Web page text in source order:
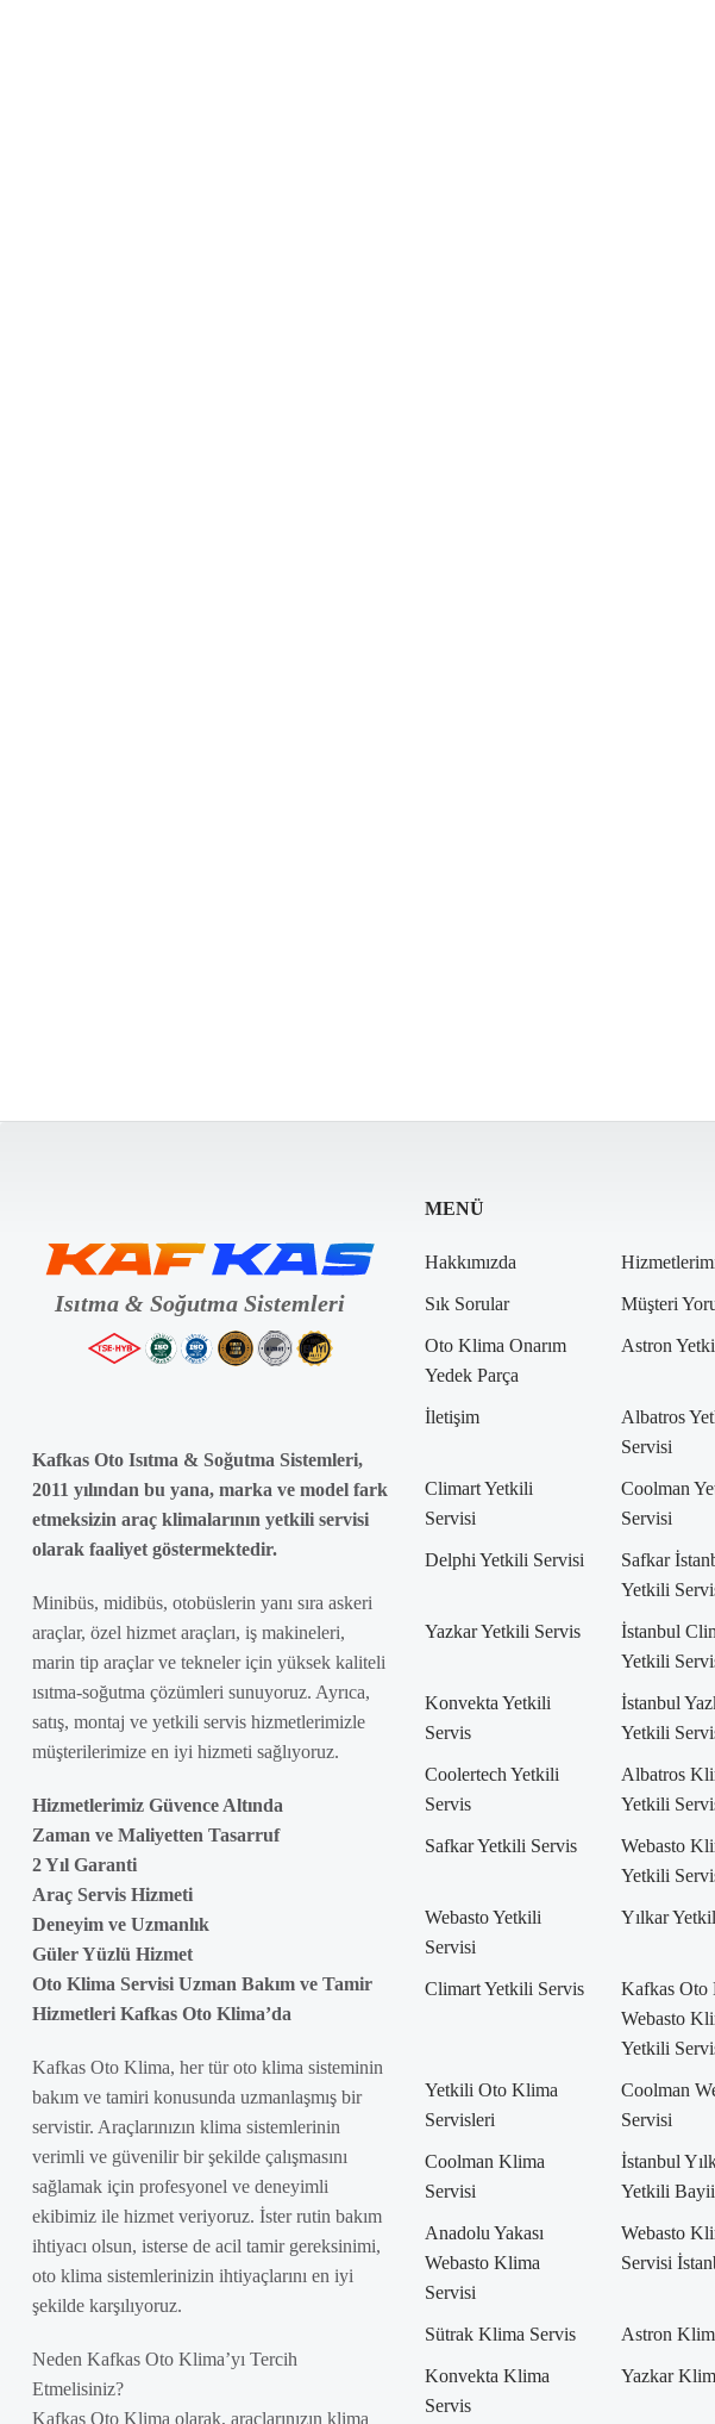
Kafkas Oto Isıtma & Soğutma Sistemleri,
2011 yılından bu yana, marka ve model fark
etmeksizin araç klimalarının yetkili servisi
olarak faaliyet göstermektedir.
Minibüs, midibüs, otobüslerin yanı sıra askeri
araçlar, özel hizmet araçları, iş makineleri,
marin tip araçlar ve tekneler için yüksek kaliteli
ısıtma-soğutma çözümleri sunuyoruz. Ayrıca,
satış, montaj ve yetkili servis hizmetlerimizle
müşterilerimize en iyi hizmeti sağlıyoruz.
Hizmetlerimiz Güvence Altında
Zaman ve Maliyetten Tasarruf
2 Yıl Garanti
Araç Servis Hizmeti
Deneyim ve Uzmanlık
Güler Yüzlü Hizmet
Oto Klima Servisi Uzman Bakım ve Tamir
Hizmetleri Kafkas Oto Klima’da
Kafkas Oto Klima, her tür oto klima sisteminin
bakım ve tamiri konusunda uzmanlaşmış bir
servistir. Araçlarınızın klima sistemlerinin
verimli ve güvenilir bir şekilde çalışmasını
sağlamak için profesyonel ve deneyimli
ekibimiz ile hizmet veriyoruz. İster rutin bakım
ihtiyacı olsun, isterse de acil tamir gereksinimi,
oto klima sistemlerinizin ihtiyaçlarını en iyi
şekilde karşılıyoruz.
Neden Kafkas Oto Klima’yı Tercih
Etmelisiniz?
Kafkas Oto Klima olarak, araçlarınızın klima
MENÜ
Hakkımızda
Sık Sorular Müşteri
Oto Klima Onarım
Yedek Parça
Astron
İletişim
Albatros
Servisi
Climart Yetkili
Servisi
Coolman
Servisi
Delphi Yetkili Servisi
Safkar
Yetkili
Yazkar Yetkili Servis
İstanbul
Yetkili
Konvekta Yetkili
Servis
İstanbul
Yetkili
Coolertech Yetkili
Servis
Albatros
Yetkili
Safkar Yetkili Servis
Webasto
Yetkili
Webasto Yetkili
Servisi
Yılkar
Climart Yetkili Servis
Kafkas Oto
Webasto
Yetkili
Yetkili Oto Klima
Servisleri
Coolman
Servisi
Coolman Klima
Servisi
İstanbul
Yetkili Bayii
Anadolu Yakası
Webasto Klima
Servisi
Webasto
Servisi
Sütrak Klima Servis Astron
Konvekta Klima
Servis
Yazkar